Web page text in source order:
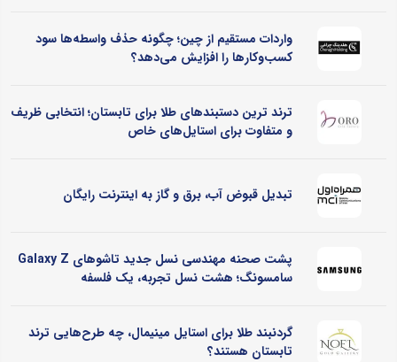
واردات مستقیم از چین؛ چگونه حذف واسطه‌ها سود
کسب‌وکارها را افزایش می‌دهد؟
ترند ترین دستبندهای طلا برای تابستان؛ انتخابی ظریف
و متفاوت برای استایل‌های خاص
تبدیل قبوض آب، برق و گاز به اینترنت رایگان
پشت صحنه مهندسی نسل جدید تاشوهای Galaxy Z
سامسونگ؛ هشت نسل تجربه، یک فلسفه
گردنبند طلا برای استایل مینیمال، چه طرح‌هایی ترند
تابستان هستند؟